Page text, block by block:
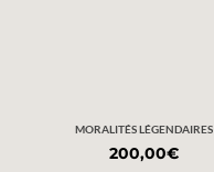
MORALITÉS LÉGENDAIRES
200,00€